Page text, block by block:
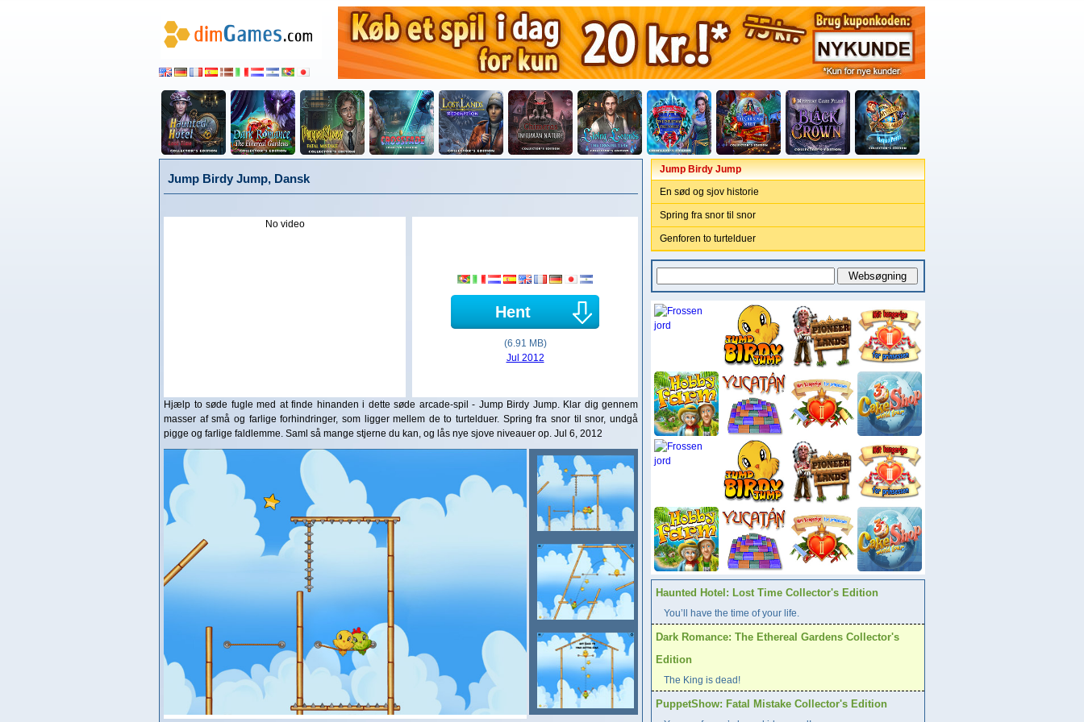
Jump Birdy Jump, Dansk
No video
Hent
(6.91 MB)
Jul 2012
Hjælp to søde fugle med at finde hinanden i dette søde arcade-spil - Jump Birdy Jump. Klar dig gennem
masser af små og farlige forhindringer, som ligger mellem de to turtelduer. Spring fra snor til snor, undgå
pigge og farlige faldlemme. Saml så mange stjerne du kan, og lås nye sjove niveauer op. Jul 6, 2012
Jump Birdy Jump
En sød og sjov historie
Spring fra snor til snor
Genforen to turtelduer
Haunted Hotel: Lost Time Collector's Edition
You’ll have the time of your life.
Dark Romance: The Ethereal Gardens Collector's
Edition
The King is dead!
PuppetShow: Fatal Mistake Collector's Edition